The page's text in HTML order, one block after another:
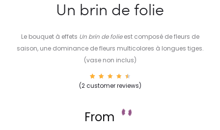
Un brin de folie
Le bouquet à effets Un brin de folieest composé de fleurs de
saison, une dominance de fleurs multicolores à longues tiges.
(vase non inclus)
Rated
4.69
52
custo
mer
rating
(2customer reviews)
From